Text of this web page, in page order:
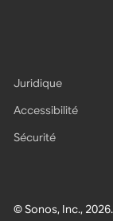
© Sonos, Inc., 2026.
Juridique
Accessibilité
Sécurité